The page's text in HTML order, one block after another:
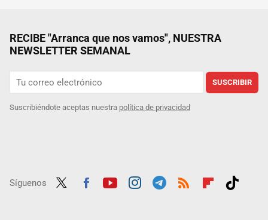
RECIBE "Arranca que nos vamos", NUESTRA
NEWSLETTER SEMANAL
SUSCRIBIR
Suscribiéndote aceptas nuestra política de privacidad
Síguenos